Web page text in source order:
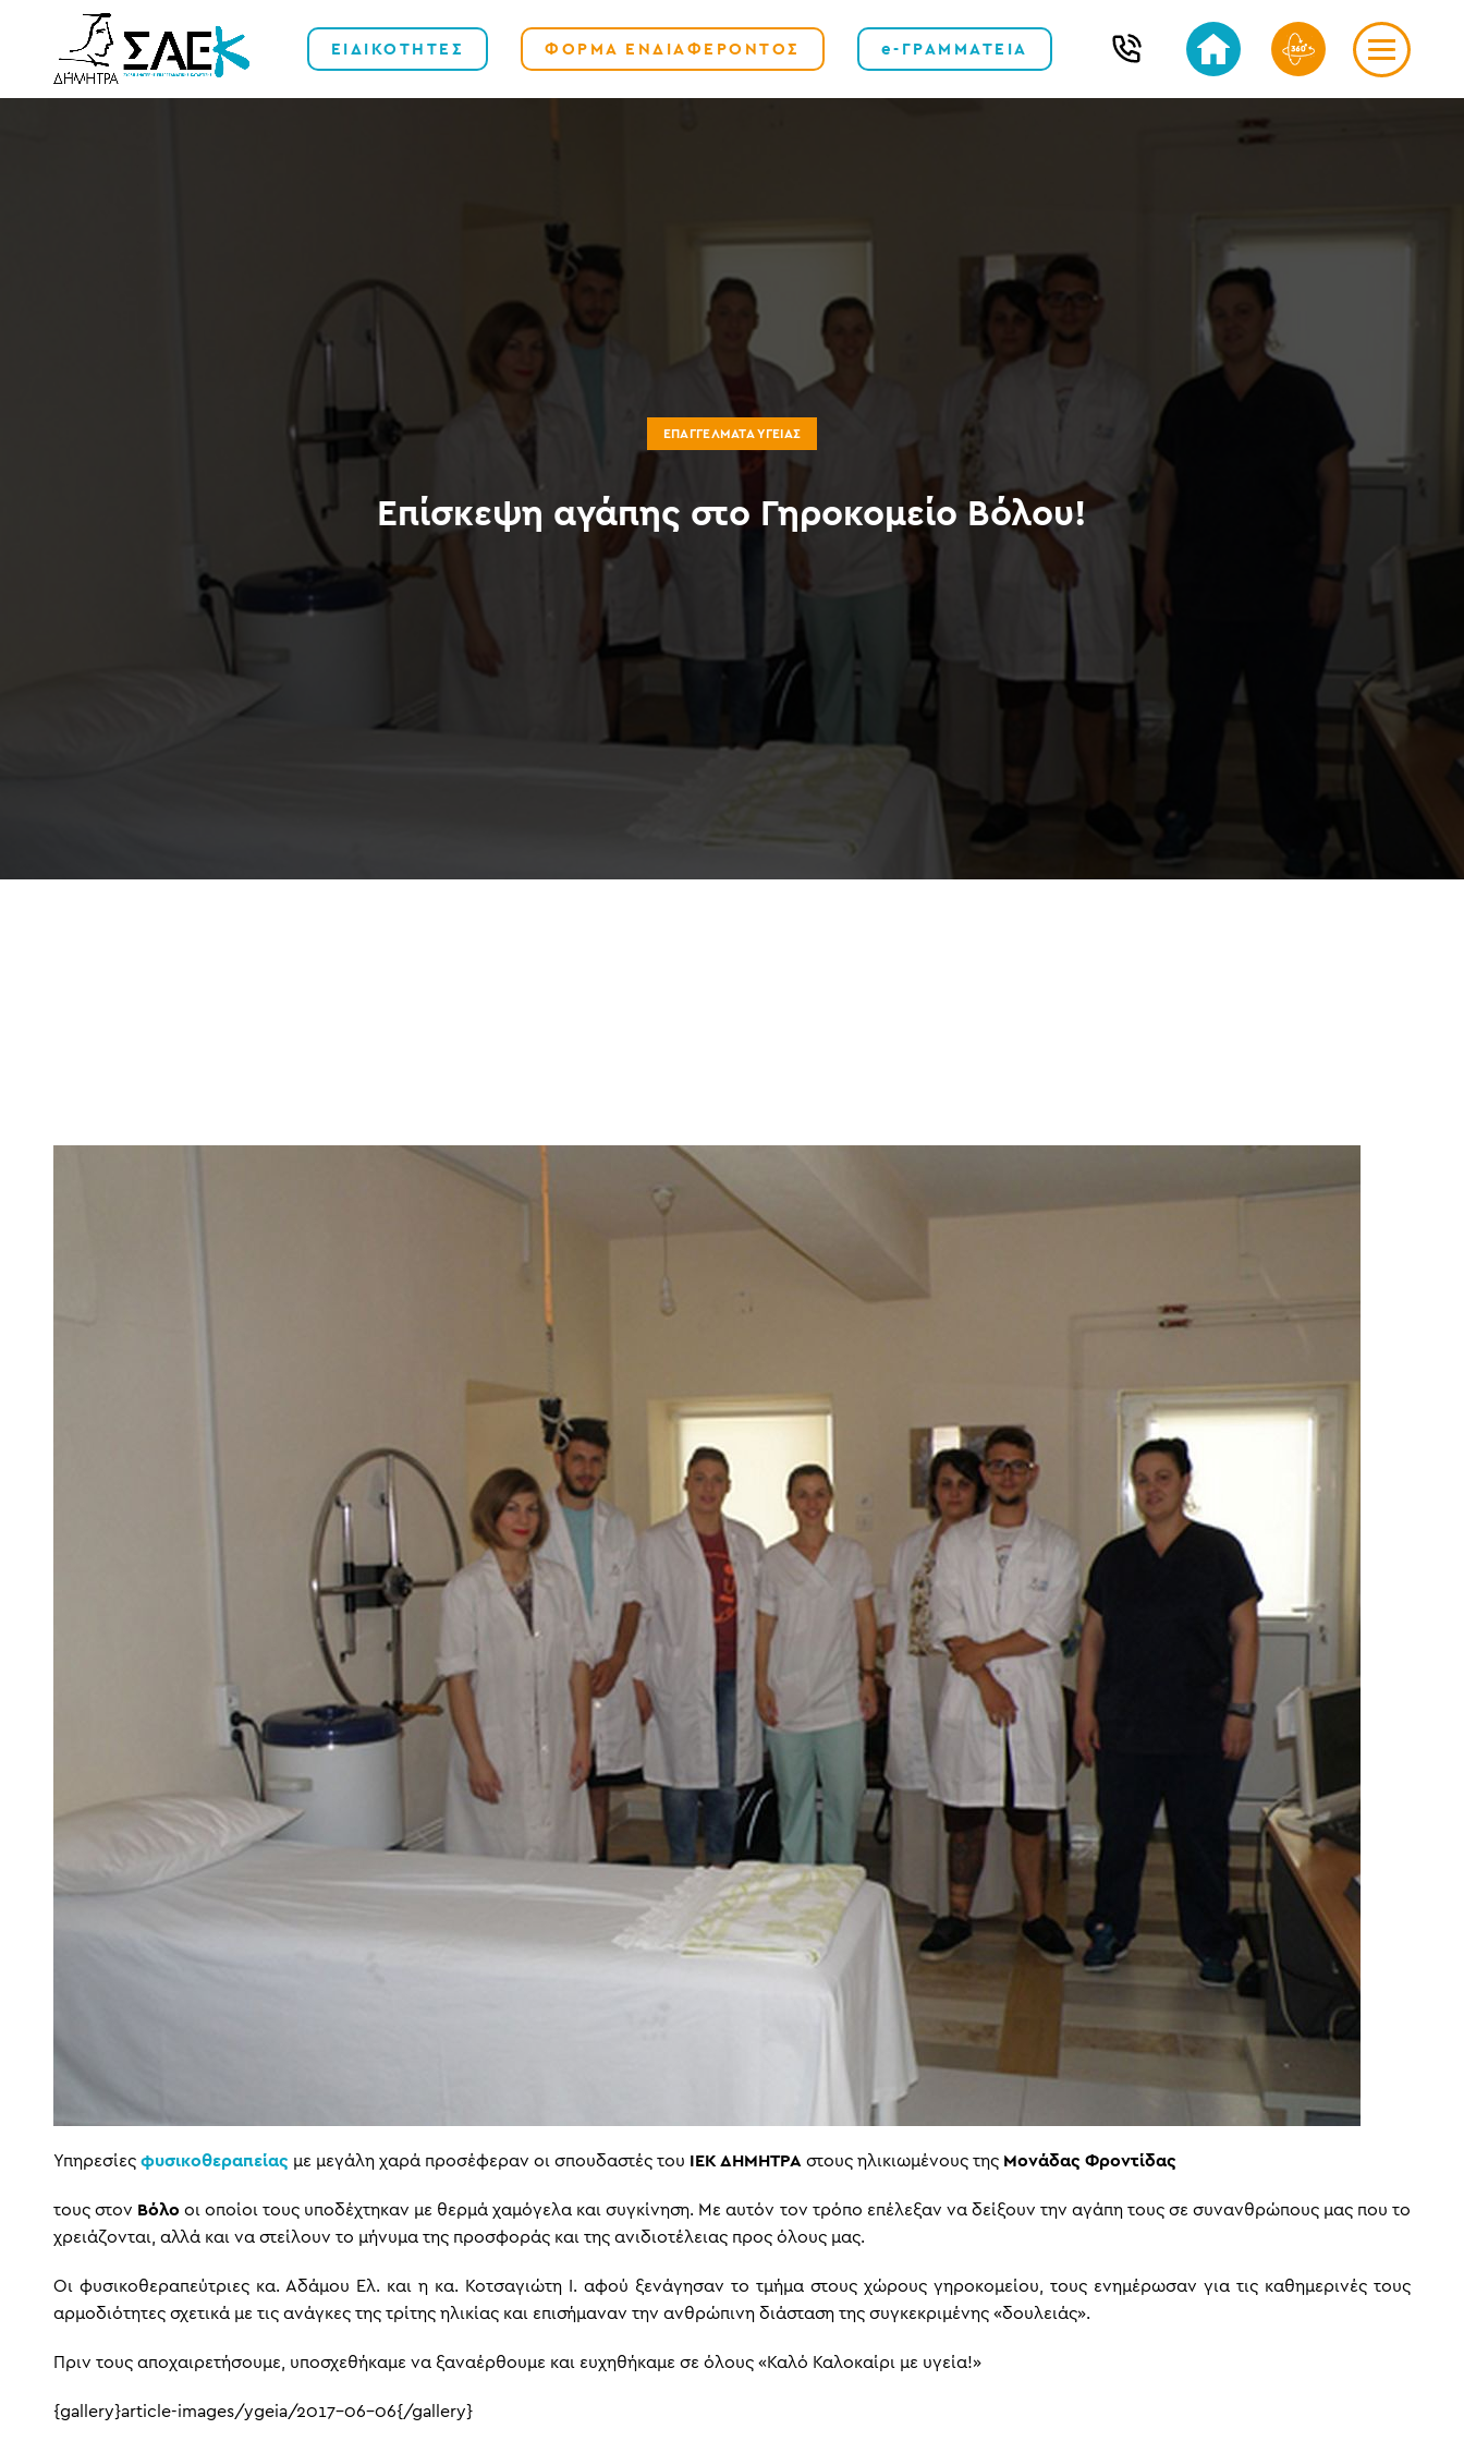
ΕΙΔΙΚΟΤΗΤΕΣ ΦΟΡΜΑ ΕΝΔΙΑΦΕΡΟΝΤΟΣ e-ΓΡΑΜΜΑΤΕΙΑ
ΕΠΑΓΓΈΛΜΑΤΑ ΥΓΕΊΑΣ
Επίσκεψη αγάπης στο Γηροκομείο Βόλου!
Υπηρεσίες φυσικοθεραπείας με μεγάλη χαρά προσέφεραν οι σπουδαστές του ΙΕΚ ΔΗΜΗΤΡΑστους ηλικιωμένους της Μονάδας Φροντίδας
τους στον Βόλο οι οποίοι τους υποδέχτηκαν με θερμά χαμόγελα και συγκίνηση. Με αυτόν τον τρόπο επέλεξαν να δείξουν την αγάπη τους σε συνανθρώπους μας που το
χρειάζονται, αλλά και να στείλουν το μήνυμα της προσφοράς και της ανιδιοτέλειας προς όλους μας.
Οι φυσικοθεραπεύτριες κα. Αδάμου Ελ. και η κα. Κοτσαγιώτη Ι. αφού ξενάγησαν το τμήμα στους χώρους γηροκομείου, τους ενημέρωσαν για τις καθημερινές τους
αρμοδιότητες σχετικά με τις ανάγκες της τρίτης ηλικίας και επισήμαναν την ανθρώπινη διάσταση της συγκεκριμένης «δουλειάς».
Πριν τους αποχαιρετήσουμε, υποσχεθήκαμε να ξαναέρθουμε και ευχηθήκαμε σε όλους «Καλό Καλοκαίρι με υγεία!»
{gallery}article-images/ygeia/2017-06-06{/gallery}